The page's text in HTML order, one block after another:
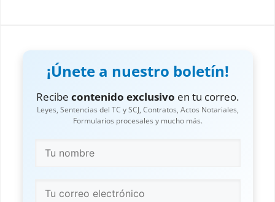
¡Únete a nuestro boletín!
Recibe contenido exclusivo en tu correo.
Leyes, Sentencias del TC y SCJ, Contratos, Actos Notariales,
Formularios procesales y mucho más.